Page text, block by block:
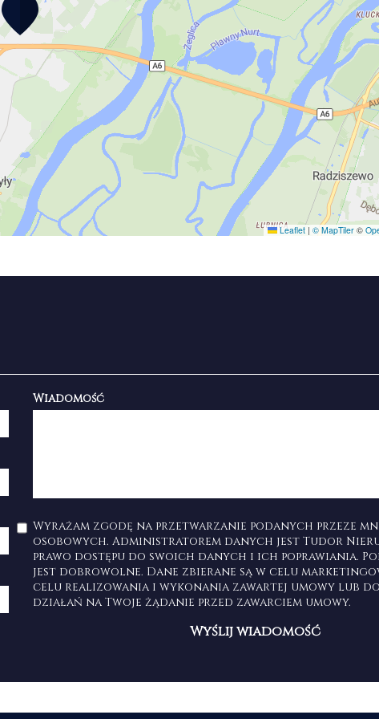
Leaflet | © MapTiler ©
Wiadomość
Wyrażam zgodę na przetwarzanie podanych przeze
osobowych. Administratorem danych jest Tudor
prawo dostępu do swoich danych i ich poprawiania.
jest dobrowolne. Dane zbierane są w celu
celu realizowania i wykonania zawartej umowy lub
działań na Twoje żądanie przed zawarciem umowy.